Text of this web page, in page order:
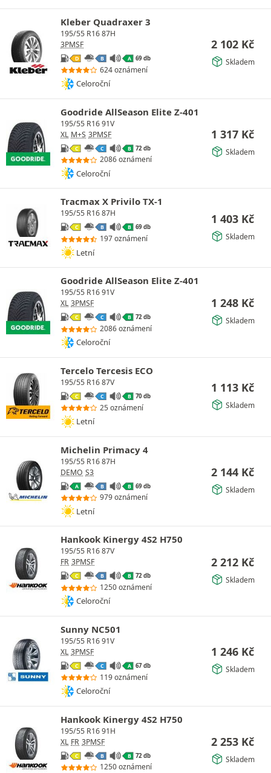
Kleber Quadraxer 3
195/55 R16 87H
3PMSF
D B A 69 db
624 oznámení
Celoroční
2 102 Kč
Skladem
Goodride AllSeason Elite Z-401
195/55 R16 91V
XL M+S 3PMSF
C C B 72 db
2086 oznámení
Celoroční
1 317 Kč
Skladem
Tracmax X Privilo TX-1
195/55 R16 87H
C B B 69 db
197 oznámení
Letní
1 403 Kč
Skladem
Goodride AllSeason Elite Z-401
195/55 R16 91V
XL 3PMSF
C C B 72 db
2086 oznámení
Celoroční
1 248 Kč
Skladem
Tercelo Tercesis ECO
195/55 R16 87V
C C B 70 db
25 oznámení
Letní
1 113 Kč
Skladem
Michelin Primacy 4
195/55 R16 87H
DEMO S3
A B B 69 db
979 oznámení
Letní
2 144 Kč
Skladem
Hankook Kinergy 4S2 H750
195/55 R16 87V
FR 3PMSF
C B B 72 db
1250 oznámení
Celoroční
2 212 Kč
Skladem
Sunny NC501
195/55 R16 91V
XL 3PMSF
C C A 67 db
119 oznámení
Celoroční
1 246 Kč
Skladem
Hankook Kinergy 4S2 H750
195/55 R16 91H
XL FR 3PMSF
C B B 72 db
1250 oznámení
2 253 Kč
Skladem